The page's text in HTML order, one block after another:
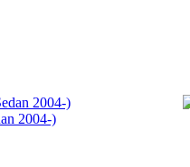
2004-)